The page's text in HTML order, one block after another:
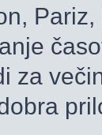
za